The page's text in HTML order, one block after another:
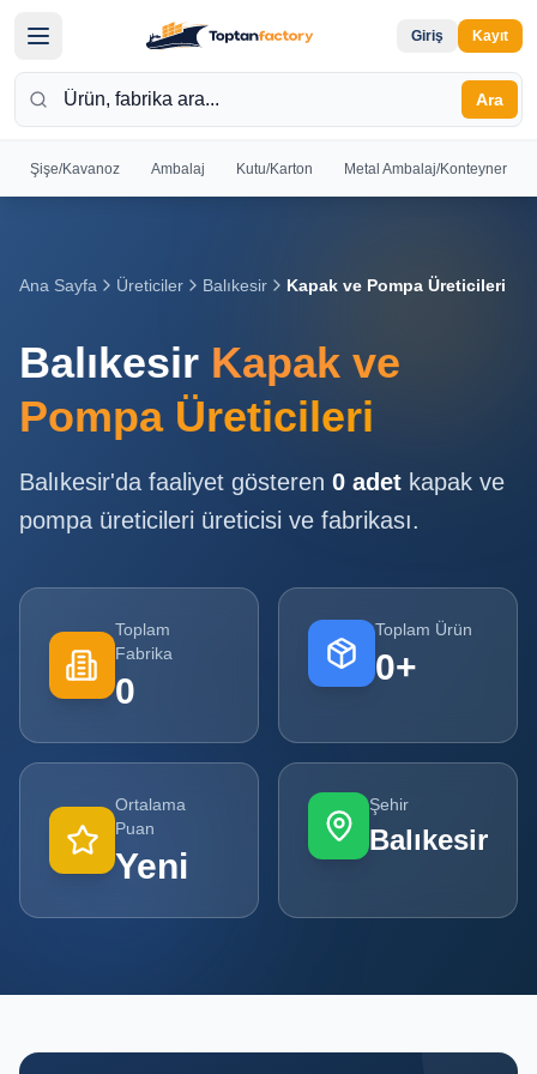
Giriş Kayıt
Ara
Şişe/Kavanoz Ambalaj Kutu/Karton Metal Ambalaj/Konteyner
Giriş yapın
Yap
Ol
Sayfa
Tüm
Ürünler
Kampanyalar
POPÜLER
KATEGORILER
Ana Sayfa Üreticiler Balıkesir Kapak ve Pompa Üreticileri
Balıkesir Kapak ve
Pompa Üreticileri
Balıkesir'da faaliyet gösteren 0 adet kapak ve
pompa üreticileri üreticisi ve fabrikası.
Toplam
Fabrika
0
Toplam Ürün
0+
Ortalama
Puan
Yeni
Şehir
Balıkesir